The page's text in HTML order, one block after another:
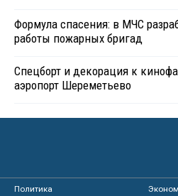
Формула спасения: в МЧС
работы пожарных бригад
Спецборт и декорация к
аэропорт Шереметьево
Политика